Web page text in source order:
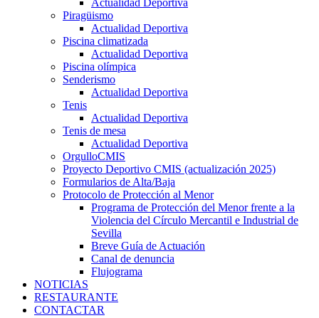
Actualidad Deportiva
Piragüismo
Actualidad Deportiva
Piscina climatizada
Actualidad Deportiva
Piscina olímpica
Senderismo
Actualidad Deportiva
Tenis
Actualidad Deportiva
Tenis de mesa
Actualidad Deportiva
OrgulloCMIS
Proyecto Deportivo CMIS (actualización 2025)
Formularios de Alta/Baja
Protocolo de Protección al Menor
Programa de Protección del Menor frente a la
Violencia del Círculo Mercantil e Industrial de
Sevilla
Breve Guía de Actuación
Canal de denuncia
Flujograma
NOTICIAS
RESTAURANTE
CONTACTAR